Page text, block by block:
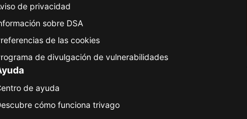
de privacidad
sobre DSA
de las cookies
de divulgación de vulnerabilidades
de ayuda
cómo funciona trivago